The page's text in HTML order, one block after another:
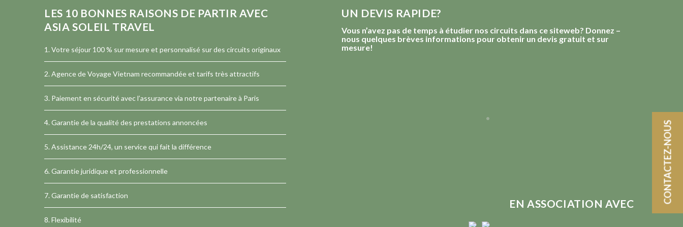
LES 10 BONNES RAISONS DE PARTIR AVEC
ASIA SOLEIL TRAVEL
1. Votre séjour 100 % sur mesure et personnalisé sur des circuits originaux
2.Agence de Voyage Vietnam recommandée et tarifs très attractifs
3. Paiement en sécurité avec l’assurance via notre partenaire à Paris
4. Garantie de la qualité des prestations annoncées
5. Assistance 24h/24, un service qui fait la différence
6. Garantie juridique et professionnelle
7. Garantie de satisfaction
8. Flexibilité
UN DEVIS RAPIDE?
Vous n’avez pas de temps à étudier nos circuits dans ce siteweb? Donnez –
nous quelques brèves informations pour obtenir un devis gratuit et sur
mesure!
EN ASSOCIATION AVEC CONTACTEZ-NOUS